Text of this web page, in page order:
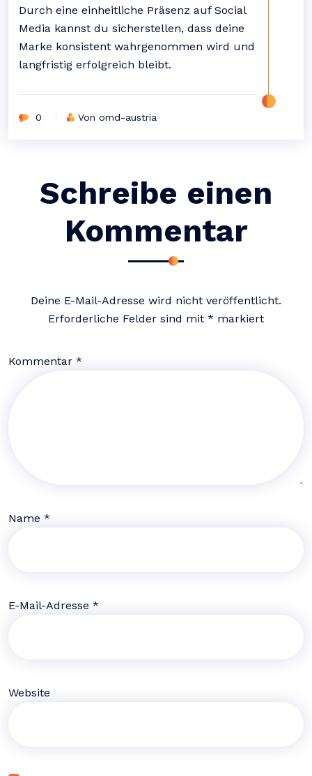
Durch eine einheitliche Präsenz auf Social
Media kannst du sicherstellen, dass deine
Marke konsistent wahrgenommen wird und
langfristig erfolgreich bleibt.
0 Von omd-austria
Schreibe einen
Kommentar
Deine E-Mail-Adresse wird nicht veröffentlicht.
Erforderliche Felder sind mit * markiert
Kommentar *
Name *
E-Mail-Adresse *
Website